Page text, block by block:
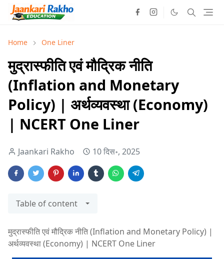
Home One Liner
मुद्रास्फीति एवं मौद्रिक नीति
(Inflation and Monetary
Policy) | अर्थव्यवस्था (Economy)
| NCERT One Liner
Jaankari Rakho 10 दिस॰, 2025
Table of content
मुद्रास्फीति एवं मौद्रिक नीति (Inflation and Monetary Policy) |
अर्थव्यवस्था (Economy) | NCERT One Liner